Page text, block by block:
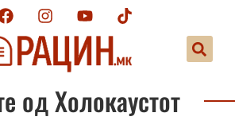
од Холокаустот